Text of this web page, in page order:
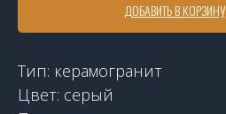
ДОБАВИТЬ В КОРЗИНУ
Тип: керамогранит
Цвет: серый